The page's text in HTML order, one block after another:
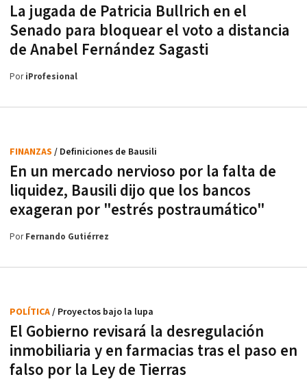
La jugada de Patricia Bullrich en el
Senado para bloquear el voto a distancia
de Anabel Fernández Sagasti
PoriProfesional
En un mercado nervioso por la falta de
liquidez, Bausili dijo que los bancos
exageran por "estrés postraumático"
FINANZAS / Definiciones de Bausili
PorFernando Gutiérrez
El Gobierno revisará la desregulación
inmobiliaria y en farmacias tras el paso en
falso por la Ley de Tierras
POLÍTICA/ Proyectos bajo la lupa